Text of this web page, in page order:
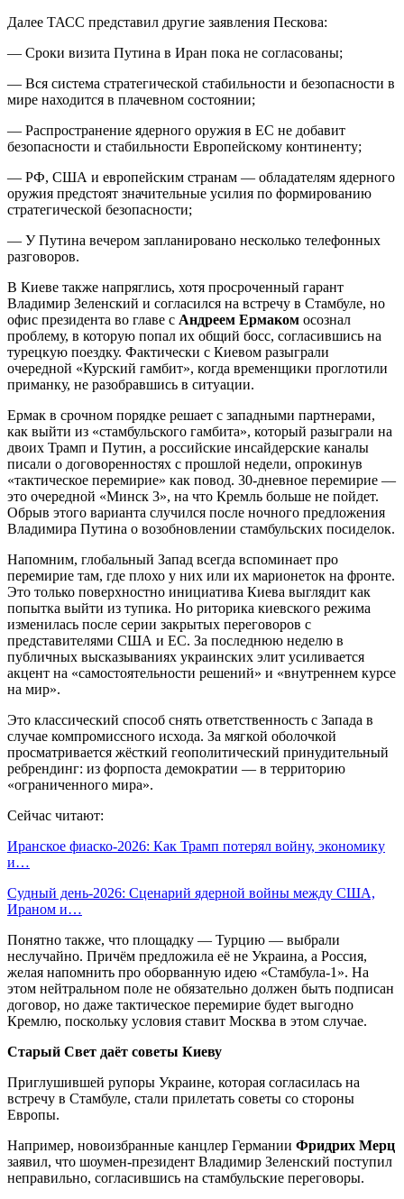
Далее ТАСС представил другие заявления Пескова:
— Сроки визита Путина в Иран пока не согласованы;
— Вся система стратегической стабильности и безопасности в
мире находится в плачевном состоянии;
— Распространение ядерного оружия в ЕС не добавит
безопасности и стабильности Европейскому континенту;
— РФ, США и европейским странам — обладателям ядерного
оружия предстоят значительные усилия по формированию
стратегической безопасности;
— У Путина вечером запланировано несколько телефонных
разговоров.
В Киеве также напряглись, хотя просроченный гарант
Владимир Зеленский и согласился на встречу в Стамбуле, но
офис президента во главе с Андреем Ермаком осознал
проблему, в которую попал их общий босс, согласившись на
турецкую поездку. Фактически с Киевом разыграли
очередной «Курский гамбит», когда временщики проглотили
приманку, не разобравшись в ситуации.
Ермак в срочном порядке решает с западными партнерами,
как выйти из «стамбульского гамбита», который разыграли на
двоих Трамп и Путин, а российские инсайдерские каналы
писали о договоренностях с прошлой недели, опрокинув
«тактическое перемирие» как повод. 30-дневное перемирие —
это очередной «Минск 3», на что Кремль больше не пойдет.
Обрыв этого варианта случился после ночного предложения
Владимира Путина о возобновлении стамбульских посиделок.
Напомним, глобальный Запад всегда вспоминает про
перемирие там, где плохо у них или их марионеток на фронте.
Это только поверхностно инициатива Киева выглядит как
попытка выйти из тупика. Но риторика киевского режима
изменилась после серии закрытых переговоров с
представителями США и ЕС. За последнюю неделю в
публичных высказываниях украинских элит усиливается
акцент на «самостоятельности решений» и «внутреннем курсе
на мир».
Это классический способ снять ответственность с Запада в
случае компромиссного исхода. За мягкой оболочкой
просматривается жёсткий геополитический принудительный
ребрендинг: из форпоста демократии — в территорию
«ограниченного мира».
Сейчас читают:
Иранское фиаско-2026: Как Трамп потерял войну, экономику
и…
Судный день-2026: Сценарий ядерной войны между США,
Ираном и…
Понятно также, что площадку — Турцию — выбрали
неслучайно. Причём предложила её не Украина, а Россия,
желая напомнить про оборванную идею «Стамбула-1». На
этом нейтральном поле не обязательно должен быть подписан
договор, но даже тактическое перемирие будет выгодно
Кремлю, поскольку условия ставит Москва в этом случае.
Старый Свет даёт советы Киеву
Приглушившей рупоры Украине, которая согласилась на
встречу в Стамбуле, стали прилетать советы со стороны
Европы.
Например, новоизбранные канцлер Германии Фридрих Мерц
заявил, что шоумен-президент Владимир Зеленский поступил
неправильно, согласившись на стамбульские переговоры.